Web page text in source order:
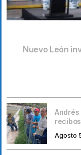
Nuevo León
Agosto